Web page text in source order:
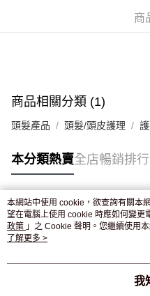
付款後門市自取，訂單確認後2-
商
商品相關分類 (1)
頭髮產品 頭髮/頭皮護理
本分類熱賣全店暢銷排行
熱門標籤
熱銷排行
本網站中使用 cookie，欲查詢有關本
望在電腦上使用 cookie 時應如何變更
政策 」之 Cookie 聲明。您繼續使用
條款之 Cookie 聲明使用 cookie。
了解更多 >
我